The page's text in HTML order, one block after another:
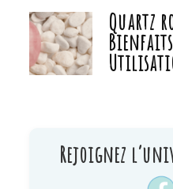
Quartz
Rejoignez